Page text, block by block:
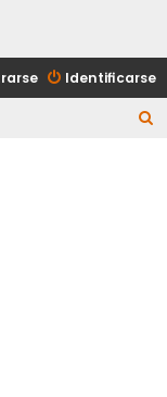
Identificarse